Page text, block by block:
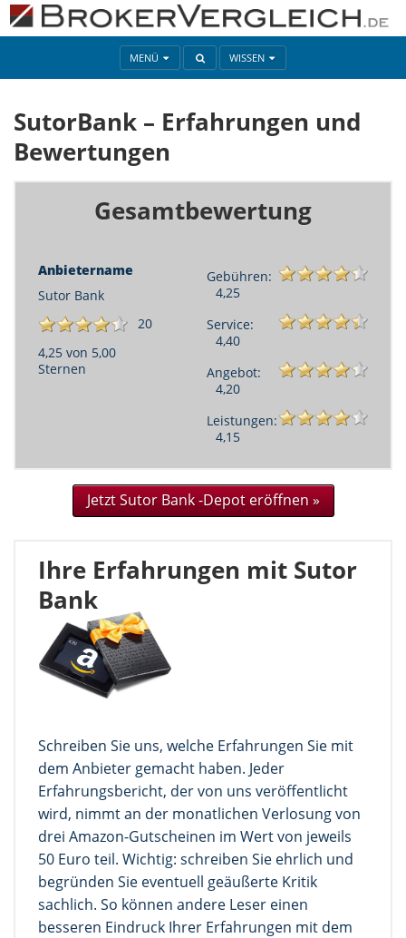
MENÜ WISSEN
SutorBank – Erfahrungen und
Bewertungen
Gesamtbewertung
Anbietername
Sutor Bank
20
4,25 von 5,00
Sternen
Gebühren:
4,25
Service:
4,40
Angebot:
4,20
Leistungen:
4,15
Jetzt Sutor Bank -Depot eröffnen »
Ihre Erfahrungen mit Sutor
Bank
Schreiben Sie uns, welche Erfahrungen Sie mit
dem Anbieter gemacht haben. Jeder
Erfahrungsbericht, der von uns veröffentlicht
wird, nimmt an der monatlichen Verlosung von
drei Amazon-Gutscheinen im Wert von jeweils
50 Euro teil. Wichtig: schreiben Sie ehrlich und
begründen Sie eventuell geäußerte Kritik
sachlich. So können andere Leser einen
besseren Eindruck Ihrer Erfahrungen mit dem